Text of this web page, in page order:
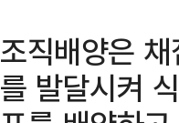
조직배양은
를 발달시켜